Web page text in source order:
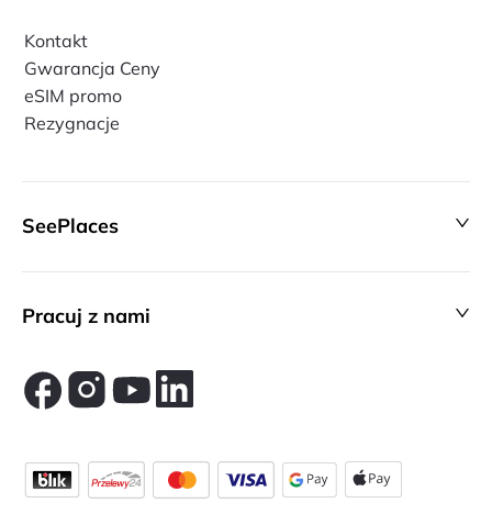
Kontakt
Gwarancja Ceny
eSIM promo
Rezygnacje
SeePlaces
Pracuj z nami